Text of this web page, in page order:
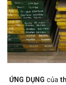
ỨNG DỤNG của